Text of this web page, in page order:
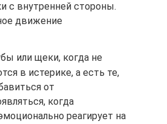
с внутренней стороны.
движение
или щеки, когда не
в истерике, а есть те,
от
когда
реагирует на